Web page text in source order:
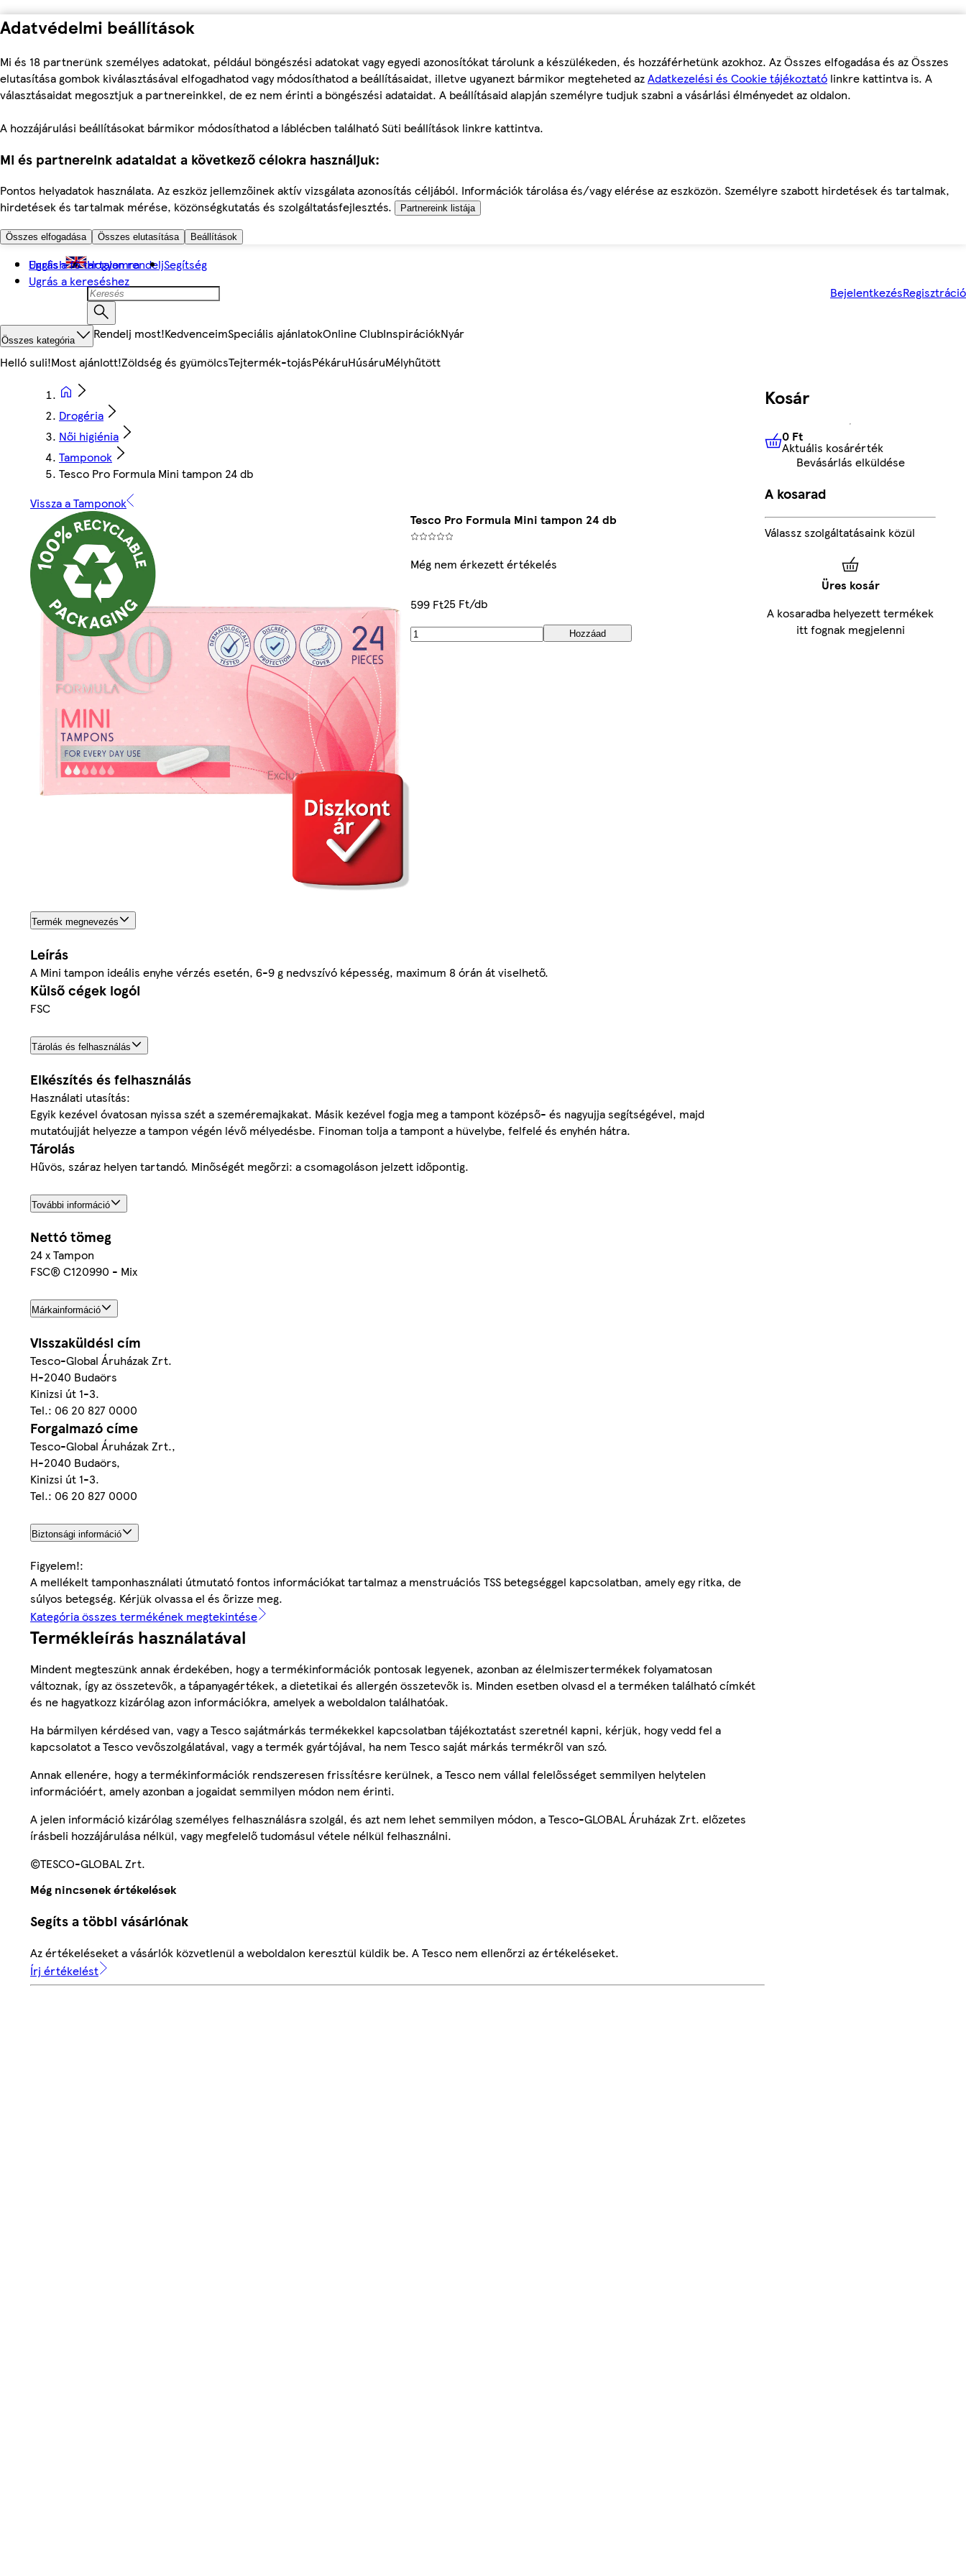
Adatvédelmi beállítások
Mi és 18 partnerünk személyes adatokat, például böngészési adatokat vagy egyedi azonosítókat tárolunk a készülékeden, és hozzáférhetünk azokhoz. Az Összes elfogadása és az Összes
elutasítása gombok kiválasztásával elfogadhatod vagy módosíthatod a beállításaidat, illetve ugyanezt bármikor megteheted azAdatkezelési és Cookie tájékoztató linkre kattintva is. A
választásaidat megosztjuk a partnereinkkel, de ez nem érinti a böngészési adataidat. A beállításaid alapján személyre tudjuk szabni a vásárlási élményedet az oldalon.
A hozzájárulási beállításokat bármikor módosíthatod a láblécben található Süti beállítások linkre kattintva.
Mi és partnereink adataidat a következő célokra használjuk:
Pontos helyadatok használata. Az eszköz jellemzőinek aktív vizsgálata azonosítás céljából. Információk tárolása és/vagy elérése az eszközön. Személyre szabott hirdetések és tartalmak,
hirdetések és tartalmak mérése, közönségkutatás és szolgáltatásfejlesztés.
Partnereink listája
Összes elfogadása Összes elutasítása Beállítások
Ugrás a fő tartalomra
Ugrás a kereséshez
English Hogyan rendeljSegítség
BejelentkezésRegisztráció
Összes kategória Rendelj most!KedvenceimSpeciális ajánlatokOnline ClubInspirációkNyár
Helló suli!Most ajánlott!Zöldség és gyümölcsTejtermék-tojásPékáruHúsáruMélyhűtött
Drogéria
Női higiénia
Tamponok
Tesco Pro Formula Mini tampon 24 db
Vissza a Tamponok
Tesco Pro Formula Mini tampon 24 db
Még nem érkezett értékelés
599 Ft25 Ft/db
Hozzáad
Termék megnevezés
Leírás
A Mini tampon ideális enyhe vérzés esetén, 6-9 g nedvszívó képesség, maximum 8 órán át viselhető.
Külső cégek logói
FSC
Tárolás és felhasználás
Elkészítés és felhasználás
Használati utasítás:
Egyik kezével óvatosan nyissa szét a szeméremajkakat. Másik kezével fogja meg a tampont középső- és nagyujja segítségével, majd
mutatóujját helyezze a tampon végén lévő mélyedésbe. Finoman tolja a tampont a hüvelybe, felfelé és enyhén hátra.
Tárolás
Hűvös, száraz helyen tartandó. Minőségét megőrzi: a csomagoláson jelzett időpontig.
További információ
Nettó tömeg
24 x Tampon
FSC® C120990 - Mix
Márkainformáció
Visszaküldési cím
Tesco-Global Áruházak Zrt.
H-2040 Budaörs
Kinizsi út 1-3.
Tel.: 06 20 827 0000
Forgalmazó címe
Tesco-Global Áruházak Zrt.,
H-2040 Budaörs,
Kinizsi út 1-3.
Tel.: 06 20 827 0000
Biztonsági információ
Figyelem!:
A mellékelt tamponhasználati útmutató fontos információkat tartalmaz a menstruációs TSS betegséggel kapcsolatban, amely egy ritka, de
súlyos betegség. Kérjük olvassa el és őrizze meg.
Kategória összes termékének megtekintése
Termékleírás használatával
Mindent megteszünk annak érdekében, hogy a termékinformációk pontosak legyenek, azonban az élelmiszertermékek folyamatosan
változnak, így az összetevők, a tápanyagértékek, a dietetikai és allergén összetevők is. Minden esetben olvasd el a terméken található címkét
és ne hagyatkozz kizárólag azon információkra, amelyek a weboldalon találhatóak.
Ha bármilyen kérdésed van, vagy a Tesco sajátmárkás termékekkel kapcsolatban tájékoztatást szeretnél kapni, kérjük, hogy vedd fel a
kapcsolatot a Tesco vevőszolgálatával, vagy a termék gyártójával, ha nem Tesco saját márkás termékről van szó.
Annak ellenére, hogy a termékinformációk rendszeresen frissítésre kerülnek, a Tesco nem vállal felelősséget semmilyen helytelen
információért, amely azonban a jogaidat semmilyen módon nem érinti.
A jelen információ kizárólag személyes felhasználásra szolgál, és azt nem lehet semmilyen módon, a Tesco-GLOBAL Áruházak Zrt. előzetes
írásbeli hozzájárulása nélkül, vagy megfelelő tudomásul vétele nélkül felhasználni.
©TESCO-GLOBAL Zrt.
Még nincsenek értékelések
Segíts a többi vásárlónak
Az értékeléseket a vásárlók közvetlenül a weboldalon keresztül küldik be. A Tesco nem ellenőrzi az értékeléseket.
Írj értékelést
Kosár
0 FtAktuális kosárérték
0 Ft
Aktuális kosárérték
Bevásárlás elküldése
A kosarad
Válassz szolgáltatásaink közül
Üres kosár
A kosaradba helyezett termékek
itt fognak megjelenni